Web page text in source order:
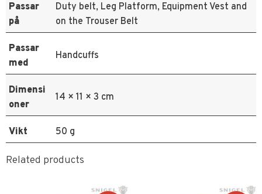
Passar
på
Duty belt, Leg Platform, Equipment Vest and
on the Trouser Belt
Passar
med
Handcuffs
Dimensi
oner
14 × 11 × 3 cm
Vikt 50 g
Related products